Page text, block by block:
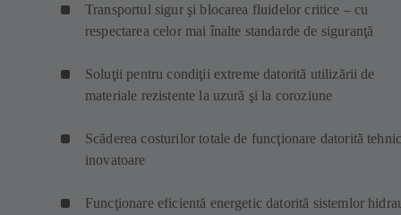
Transportul sigur şi blocarea fluidelor critice – cu
respectarea celor mai înalte standarde de siguranţă
Soluţii pentru condiţii extreme datorită utilizării de
materiale rezistente la uzură şi la coroziune
Scăderea costurilor totale de funcţionare datorită
inovatoare
Funcţionare eficientă energetic datorită sistemlor